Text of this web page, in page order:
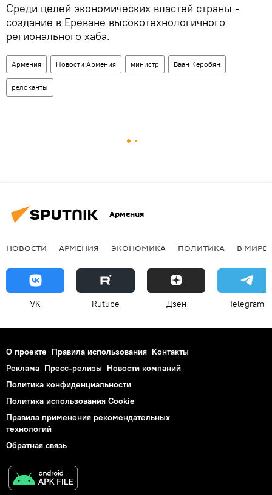
Среди целей экономических властей страны -
создание в Ереване высокотехнологичного
регионального хаба.
Армения Новости Армения министр Ваан Керобян
релоканты
Армения
НОВОСТИ АРМЕНИЯ ЭКОНОМИКА ПОЛИТИКА В МИРЕ
VK Rutube Дзен Telegram
О проекте Правила использования Контакты
Реклама Пресс-релизы Новости компаний
Политика конфиденциальности
Политика использования Cookie
Правила применения рекомендательных
технологий
Обратная связь